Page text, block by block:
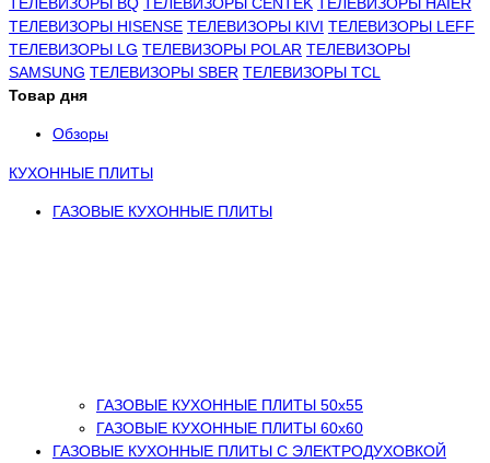
ТЕЛЕВИЗОРЫ HISENSE ТЕЛЕВИЗОРЫ KIVI ТЕЛЕВИЗОРЫ LEFF
ТЕЛЕВИЗОРЫ LG ТЕЛЕВИЗОРЫ POLAR ТЕЛЕВИЗОРЫ
SAMSUNG ТЕЛЕВИЗОРЫ SBER ТЕЛЕВИЗОРЫ TCL
Товар дня
Обзоры
КУХОННЫЕ ПЛИТЫ
ГАЗОВЫЕ КУХОННЫЕ ПЛИТЫ
ГАЗОВЫЕ КУХОННЫЕ ПЛИТЫ 50х55
ГАЗОВЫЕ КУХОННЫЕ ПЛИТЫ 60х60
ГАЗОВЫЕ КУХОННЫЕ ПЛИТЫ С ЭЛЕКТРОДУХОВКОЙ